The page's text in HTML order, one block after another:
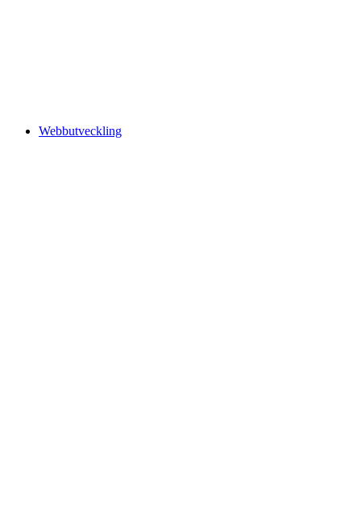
Webbutveckling